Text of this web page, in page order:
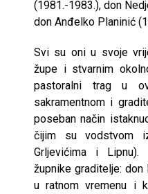
(1981.-1983.), don
don Anđelko Planinić
Svi su oni u svoje
župe i stvarnim
pastoralni trag u
sakramentnom i
poseban način
čijim su vodstvom
Grljevićima i
župnike graditelje:
u ratnom vremenu i